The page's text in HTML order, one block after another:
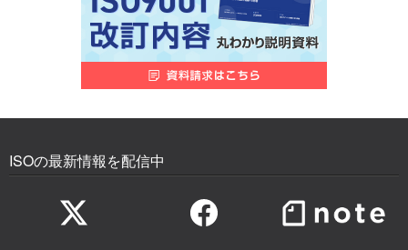
ISOの最新情報を配信中